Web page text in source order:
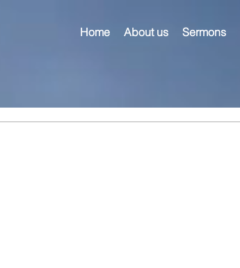
Home About us Sermons